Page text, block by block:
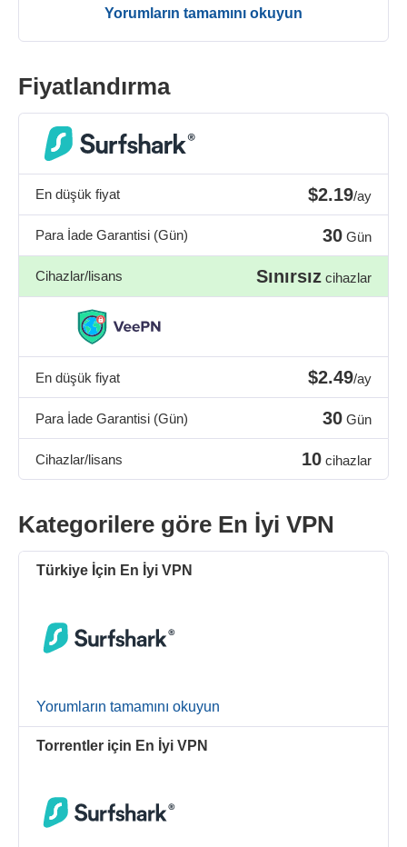
Yorumların tamamını okuyun
Fiyatlandırma
En düşük fiyat $2.19/ay
Para İade Garantisi (Gün) 30 Gün
Cihazlar/lisans Sınırsız cihazlar
En düşük fiyat $2.49/ay
Para İade Garantisi (Gün) 30 Gün
Cihazlar/lisans 10 cihazlar
Kategorilere göre En İyi VPN
Türkiye İçin En İyi VPN
Yorumların tamamını okuyun
Torrentler için En İyi VPN